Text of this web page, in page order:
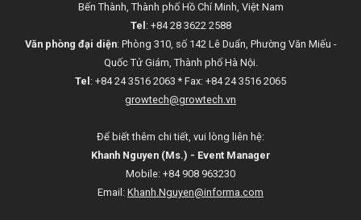
Bến Thành, Thành phố Hồ Chí Minh, Việt Nam
Tel : +84 28 3622 2588
Văn phòng đại diện: Phòng 310, số 142 Lê Duẩn, Phường Văn Miếu -
Quốc Tử Giám, Thành phố Hà Nội.
Tel : +84 24 3516 2063 * Fax: +84 24 3516 2065
growtech@growtech.vn
Để biết thêm chi tiết, vui lòng liên hệ:
Khanh Nguyen (Ms.) - Event Manager
Mobile: +84 908 963230
Email: Khanh.Nguyen@informa.com